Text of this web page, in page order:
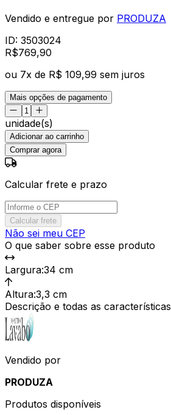
Vendido e entregue por PRODUZA
ID: 3503024
R$769,90
ou 7x de R$ 109,99 sem juros
Mais opções de pagamento
unidade(s)
Adicionar ao carrinho
Comprar agora
Calcular frete e prazo
Calcular frete
Não sei meu CEP
O que saber sobre esse produto
Largura:34 cm
Altura:3,3 cm
Descrição e todas as características
Vendido por
PRODUZA
Produtos disponíveis